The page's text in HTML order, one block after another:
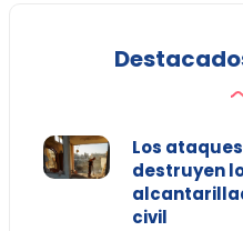
Los
destruyen
civil